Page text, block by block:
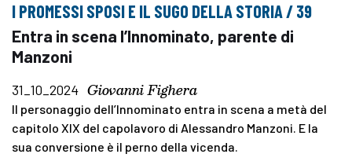
I PROMESSI SPOSI E IL SUGO DELLA STORIA / 39
Entra in scena l’Innominato, parente di
Manzoni
31_10_2024 Giovanni Fighera
Il personaggio dell’Innominato entra in scena a metà del
capitolo XIX del capolavoro di Alessandro Manzoni. E la
sua conversione è il perno della vicenda.